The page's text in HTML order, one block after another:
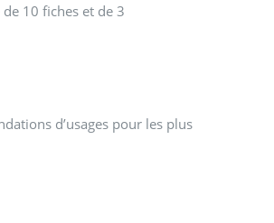
10 fiches et de 3
d’usages pour les plus